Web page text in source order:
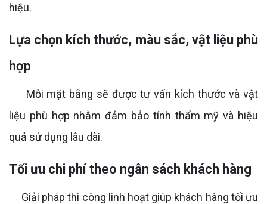
hiệu.
Lựa chọn kích thước, màu sắc, vật liệu phù
hợp
Mỗi mặt bằng sẽ được tư vấn kích thước và vật
liệu phù hợp nhằm đảm bảo tính thẩm mỹ và hiệu
quả sử dụng lâu dài.
Tối ưu chi phí theo ngân sách khách hàng
Giải pháp thi công linh hoạt giúp khách hàng tối ưu